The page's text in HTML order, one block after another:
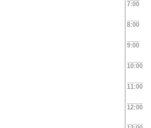
7:00
8:00
9:00
10:00
11:00
12:00